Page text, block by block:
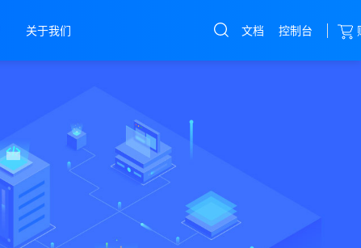
关于我们
云主机
文档 控制台